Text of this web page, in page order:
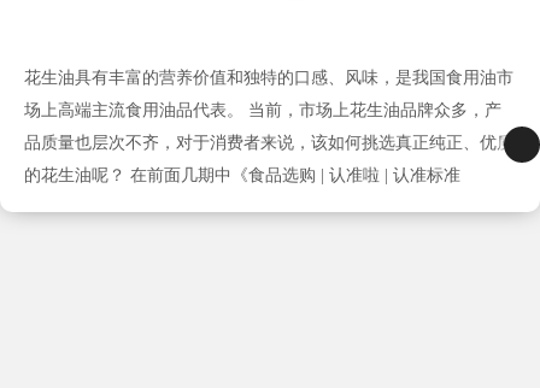
花生油具有丰富的营养价值和独特的口感、风味，是我国食用油市
场上高端主流食用油品代表。 当前，市场上花生油品牌众多，产
品质量也层次不齐，对于消费者来说，该如何挑选真正纯正、优质
的花生油呢？ 在前面几期中《食品选购 | 认准啦 | 认准标准